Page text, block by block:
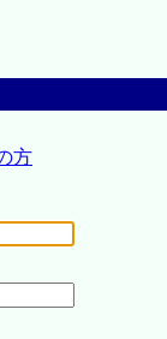
方